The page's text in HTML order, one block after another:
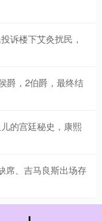
诉楼下艾灸扰民，
爵，2伯爵，最终结
的宫廷秘史，康熙
席、吉马良斯出场存